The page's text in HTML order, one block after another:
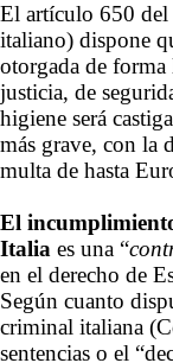
El artículo 650 del
italiano) dispone
otorgada de
justicia, de
higiene será
más grave, con la
multa de hasta
El
Italia es una “
en el derecho de
Según cuanto
criminal italiana
sentencias o el